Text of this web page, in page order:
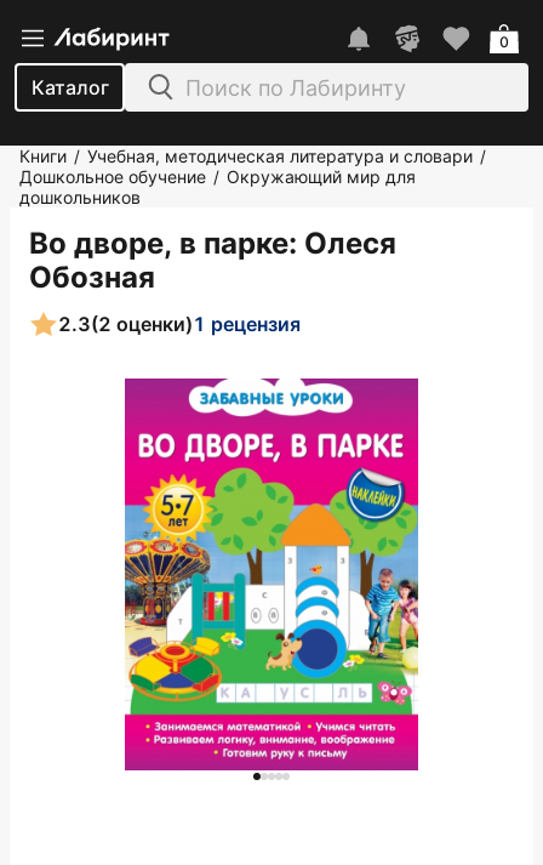
Каталог
0
Книги / Учебная, методическая литература и словари /
Дошкольное обучение / Окружающий мир для
дошкольников
Во дворе, в парке: Олеся
Обозная
2.3(2 оценки)1 рецензия